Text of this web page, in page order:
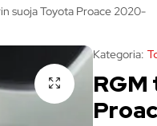
suoja Toyota Proace 2020-
Kategoria: